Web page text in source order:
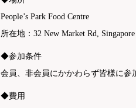
People’s Park Food Centre
所在地：32 New Market Rd,
◆参加条件
会員、非会員にかかわらず皆様に参
◆費用